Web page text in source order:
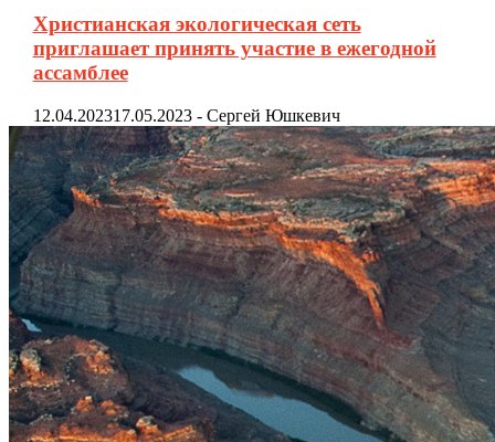
Христианская экологическая сеть
приглашает принять участие в ежегодной
ассамблее
12.04.202317.05.2023- Сергей Юшкевич